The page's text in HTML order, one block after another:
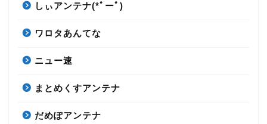
しぃアンテナ(*ﾟーﾟ)
ワロタあんてな
ニュー速
まとめくすアンテナ
だめぽアンテナ